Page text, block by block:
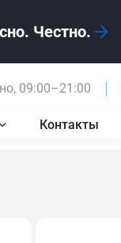
Честно.
Контакты
09:00–21:00